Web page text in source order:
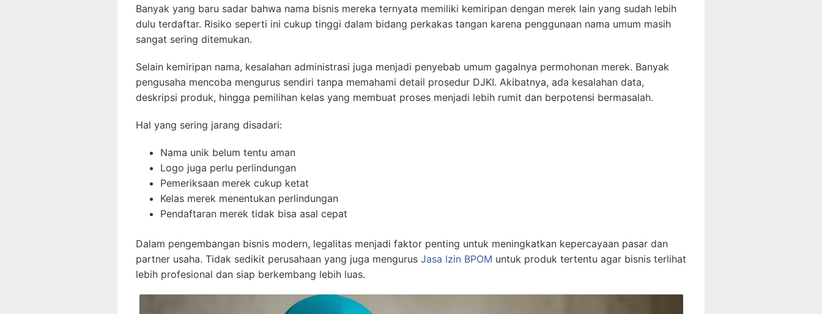
Banyak yang baru sadar bahwa nama bisnis mereka ternyata memiliki kemiripan dengan merek lain yang sudah lebih
dulu terdaftar. Risiko seperti ini cukup tinggi dalam bidang perkakas tangan karena penggunaan nama umum masih
sangat sering ditemukan.
Selain kemiripan nama, kesalahan administrasi juga menjadi penyebab umum gagalnya permohonan merek. Banyak
pengusaha mencoba mengurus sendiri tanpa memahami detail prosedur DJKI. Akibatnya, ada kesalahan data,
deskripsi produk, hingga pemilihan kelas yang membuat proses menjadi lebih rumit dan berpotensi bermasalah.
Hal yang sering jarang disadari:
Nama unik belum tentu aman
Logo juga perlu perlindungan
Pemeriksaan merek cukup ketat
Kelas merek menentukan perlindungan
Pendaftaran merek tidak bisa asal cepat
Dalam pengembangan bisnis modern, legalitas menjadi faktor penting untuk meningkatkan kepercayaan pasar dan
partner usaha. Tidak sedikit perusahaan yang juga mengurus Jasa Izin BPOM untuk produk tertentu agar bisnis terlihat
lebih profesional dan siap berkembang lebih luas.